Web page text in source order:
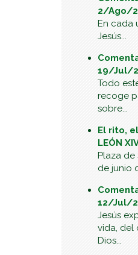
2/Ago/
En cada
Jesús...
19/Jul/
Todo
recoge
sobre...
El rito,
LEÓN
Plaza de
de junio
12/Jul/
Jesús
vida, del
Dios...